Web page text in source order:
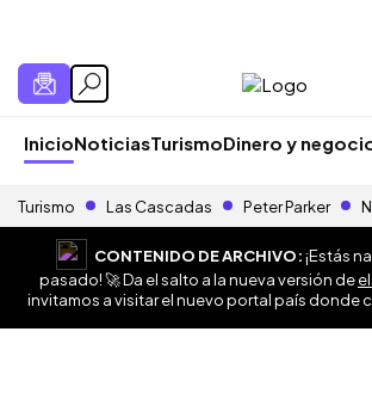
InicioNoticiasTurismoDinero y
Turismo Las Cascadas Peter Parker
CONTENIDO DE ARCHIVO:¡Estás
pasado! 🚀 Da el salto a la nueva versión de
invitamos a visitar el nuevo portal país donde